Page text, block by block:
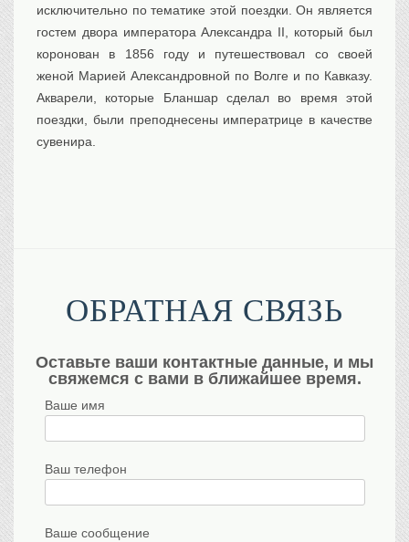
исключительно по тематике этой поездки. Он является
гостем двора императора Александра II, который был
коронован в 1856 году и путешествовал со своей
женой Марией Александровной по Волге и по Кавказу.
Акварели, которые Бланшар сделал во время этой
поездки, были преподнесены императрице в качестве
сувенира.
ОБРАТНАЯ СВЯЗЬ
Оставьте ваши контактные данные, и мы
свяжемся с вами в ближайшее время.
Ваше имя
Ваш телефон
Ваше сообщение